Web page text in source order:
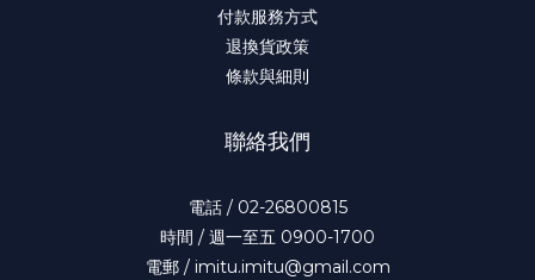
付款服務方式
退換貨政策
條款與細則
聯絡我們
電話 / 02-26800815
時間 / 週一至五 0900-1700
電郵 / imitu.imitu@gmail.com